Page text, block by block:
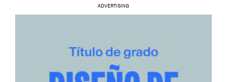
ADVERTISING